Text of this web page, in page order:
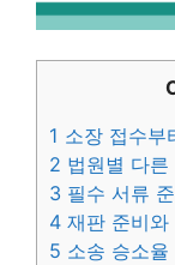
1 소장 접수부
2 법원별 다
3 필수 서류
4 재판 준비
5 소송 승소